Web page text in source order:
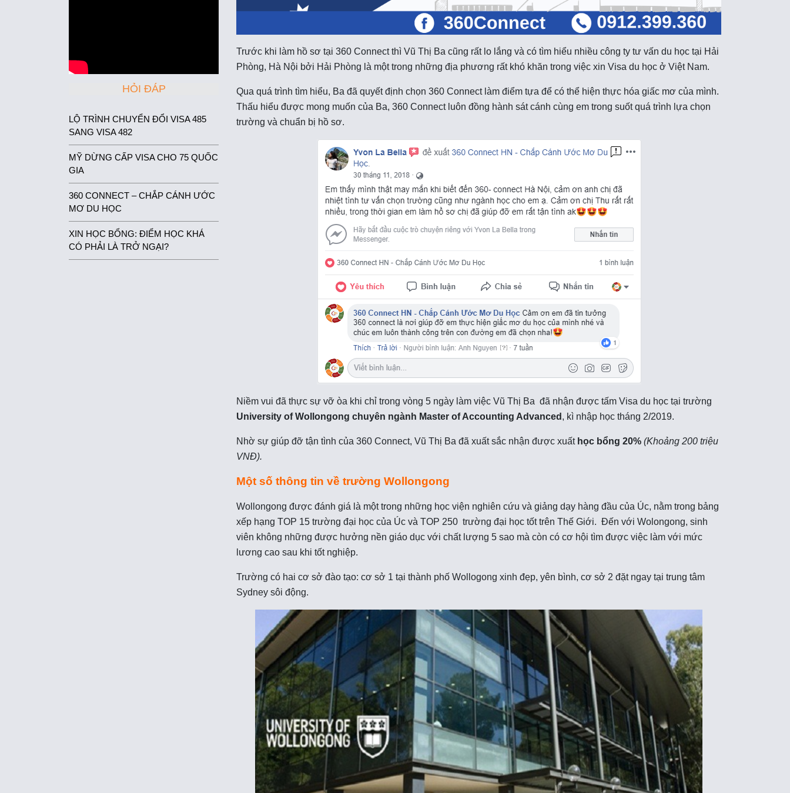
HỎI ĐÁP
LỘ TRÌNH CHUYỂN ĐỔI VISA 485
SANG VISA 482
MỸ DỪNG CẤP VISA CHO 75 QUỐC
GIA
360 CONNECT – CHẮP CÁNH ƯỚC
MƠ DU HỌC
XIN HỌC BỔNG: ĐIỂM HỌC KHÁ
CÓ PHẢI LÀ TRỞ NGẠI?
Trước khi làm hồ sơ tại 360 Connect thì Vũ Thị Ba cũng rất lo lắng và có tìm hiểu nhiều công ty tư vấn du học tại Hải
Phòng, Hà Nội bởi Hải Phòng là một trong những địa phương rất khó khăn trong việc xin Visa du học ở Việt Nam.
Qua quá trình tìm hiểu, Ba đã quyết định chọn 360 Connect làm điểm tựa để có thể hiện thực hóa giấc mơ của mình.
Thấu hiểu được mong muốn của Ba, 360 Connect luôn đồng hành sát cánh cùng em trong suốt quá trình lựa chọn
trường và chuẩn bị hồ sơ.
Niềm vui đã thực sự vỡ òa khi chỉ trong vòng 5 ngày làm việc Vũ Thị Ba đã nhận được tấm Visa du học tại trường
University of Wollongong chuyên ngành Master of Accounting Advanced , kì nhập học tháng 2/2019.
Nhờ sự giúp đỡ tận tình của 360 Connect, Vũ Thị Ba đã xuất sắc nhận được xuất học bổng 20% (Khoảng 200 triệu
VNĐ).
Một số thông tin về trường Wollongong
Wollongong được đánh giá là một trong những học viện nghiên cứu và giảng dạy hàng đầu của Úc, nằm trong bảng
xếp hạng TOP 15 trường đại học của Úc và TOP 250 trường đại học tốt trên Thế Giới. Đến với Wolongong, sinh
viên không những được hưởng nền giáo dục với chất lượng 5 sao mà còn có cơ hội tìm được việc làm với mức
lương cao sau khi tốt nghiệp.
Trường có hai cơ sở đào tạo: cơ sở 1 tại thành phố Wollogong xinh đẹp, yên bình, cơ sở 2 đặt ngay tại trung tâm
Sydney sôi động.